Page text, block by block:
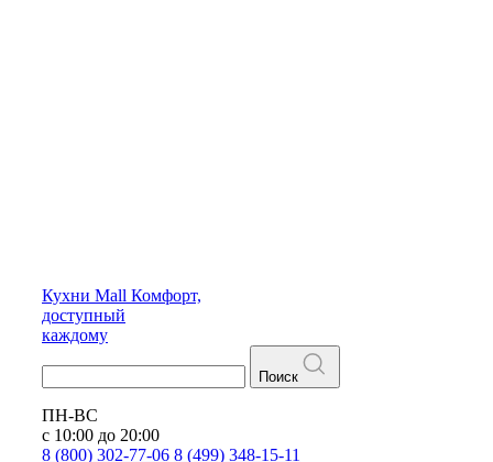
Кухни Mall Комфорт,
доступный
каждому
Поиск
ПН-ВС
с 10:00 до 20:00
8 (800) 302-77-06 8 (499) 348-15-11